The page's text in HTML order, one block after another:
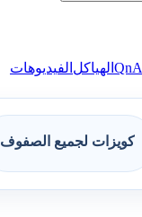
QnA الهياكل الفيديوهات
كويزات لجميع الصفوف